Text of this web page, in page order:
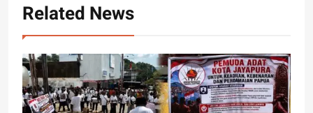
Related News